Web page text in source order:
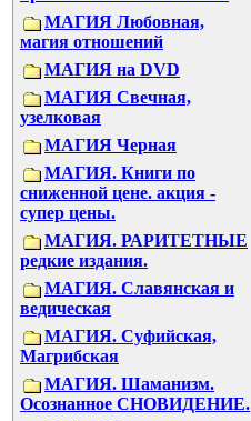
МАГИЯ Любовная,
магия отношений
МАГИЯ на DVD
МАГИЯ Свечная,
узелковая
МАГИЯ Черная
МАГИЯ. Книги по
сниженной цене. акция -
супер цены.
МАГИЯ. РАРИТЕТНЫЕ
редкие издания.
МАГИЯ. Славянская и
ведическая
МАГИЯ. Суфийская,
Магрибская
МАГИЯ. Шаманизм.
Осознанное СНОВИДЕНИЕ.